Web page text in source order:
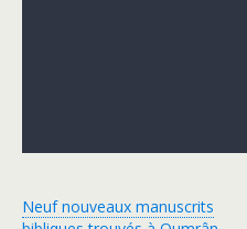
Neuf nouveaux manuscrits